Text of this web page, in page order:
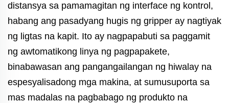
distansya sa pamamagitan ng interface ng kontrol,
habang ang pasadyang hugis ng gripper ay nagtiyak
ng ligtas na kapit. Ito ay nagpapabuti sa paggamit
ng awtomatikong linya ng pagpapakete,
binabawasan ang pangangailangan ng hiwalay na
espesyalisadong mga makina, at sumusuporta sa
mas madalas na pagbabago ng produkto na